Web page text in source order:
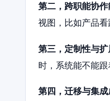
第二，跨职能协作
视图，比如产品看
第三，定制性与扩
时，系统能不能跟
第四，迁移与集成